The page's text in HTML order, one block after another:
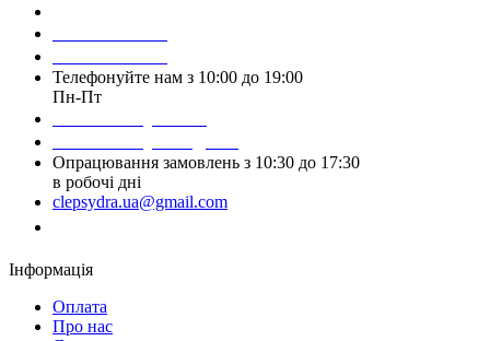
Телефонуйте нам з 10:00 до 19:00
Пн-Пт
Опрацювання замовлень з 10:30 до 17:30
в робочі дні
clepsydra.ua@gmail.com
Інформація
Оплата
Про нас